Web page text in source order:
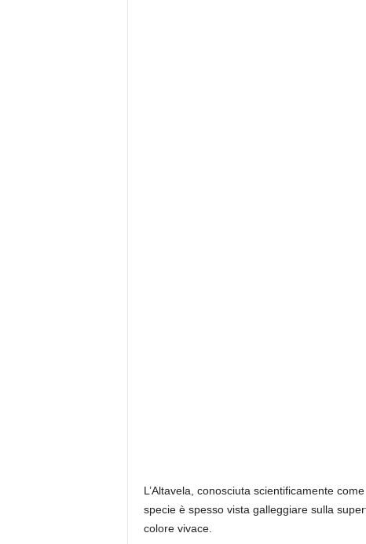
L’Altavela, conosciuta scientificamente come
specie è spesso vista galleggiare sulla
colore vivace.